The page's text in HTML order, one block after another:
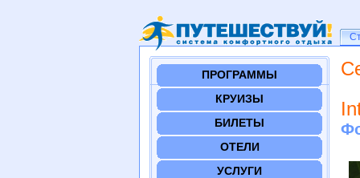
ПРОГРАММЫ
КРУИЗЫ
БИЛЕТЫ
ОТЕЛИ
УСЛУГИ